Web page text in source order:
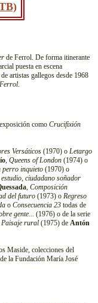
de Ferrol. De forma itinerante
puesta en escena
artistas gallegos desde 1968
.
como Crucifixión
Versáticos (1970) o Letargo
, Queens of London (1974) o
perro inquieto (1970) o
ciudadano soñador
, Composición
del futuro (1973) o Regreso
o Consecuencia 23 todas de
gente... (1976) o de la serie
Paisaje rural (1975) de Antón
Maside, colecciones del
la Fundación María José